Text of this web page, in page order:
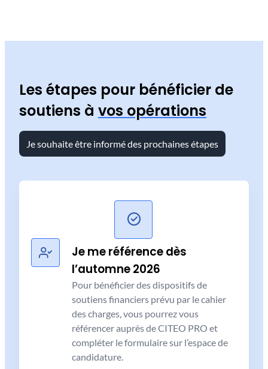
Les étapes pour bénéficier de
soutiens à vos opérations
Je souhaite être informé des prochaines étapes
Je me référence dès
l’automne 2026
Pour bénéficier des dispositifs de
soutiens financiers prévu par le cahier
des charges, vous pourrez vous
référencer auprès de CITEO PRO et
compléter le formulaire sur l’espace de
candidature.